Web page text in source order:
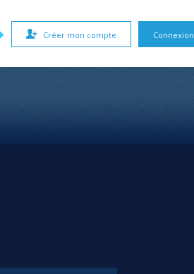
Connexion
Créer mon compte